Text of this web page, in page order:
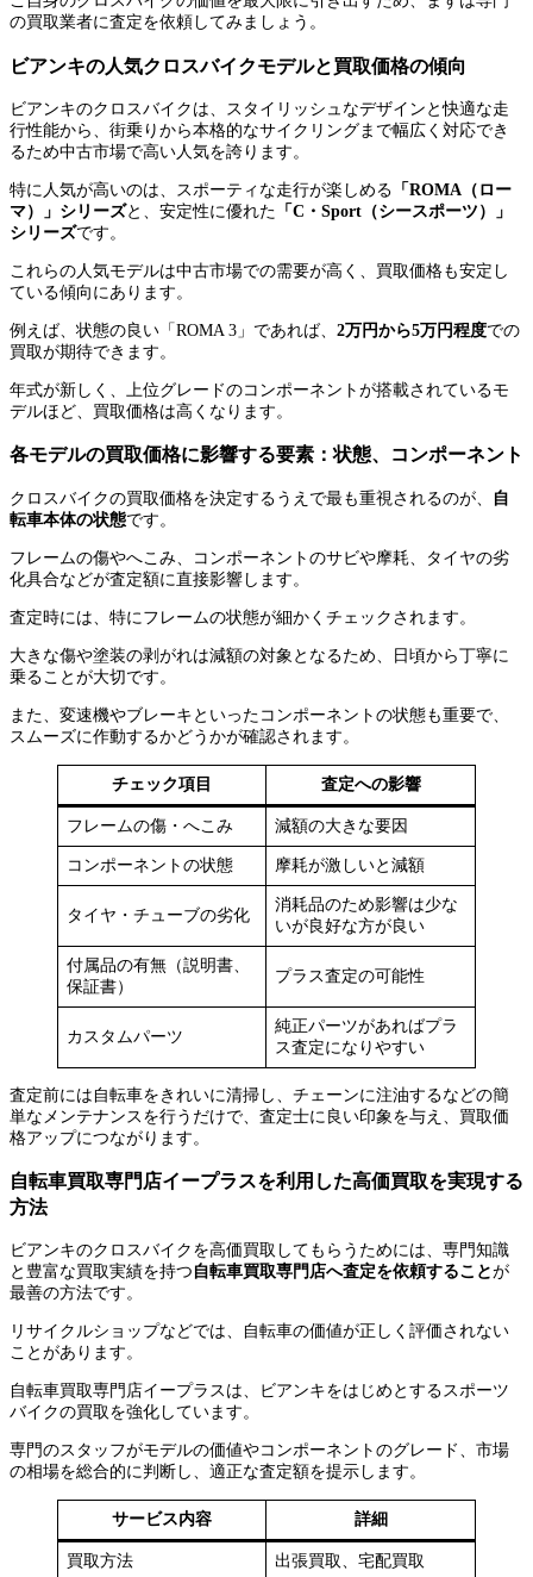
の買取業者に査定を依頼してみましょう。
ビアンキの人気クロスバイクモデルと買取価格の傾向
ビアンキのクロスバイクは、スタイリッシュなデザインと快適な走
行性能から、街乗りから本格的なサイクリングまで幅広く対応でき
るため中古市場で高い人気を誇ります。
特に人気が高いのは、スポーティな走行が楽しめる 「ROMA（ロー
マ）」シリーズと、安定性に優れた 「C・Sport（シースポーツ）」
シリーズです。
これらの人気モデルは中古市場での需要が高く、買取価格も安定し
ている傾向にあります。
例えば、状態の良い「ROMA 3」であれば、 2万円から5万円程度での
買取が期待できます。
年式が新しく、上位グレードのコンポーネントが搭載されているモ
デルほど、買取価格は高くなります。
各モデルの買取価格に影響する要素：状態、コンポーネント
クロスバイクの買取価格を決定するうえで最も重視されるのが、
自
転車本体の状態です。
フレームの傷やへこみ、コンポーネントのサビや摩耗、タイヤの劣
化具合などが査定額に直接影響します。
査定時には、特にフレームの状態が細かくチェックされます。
大きな傷や塗装の剥がれは減額の対象となるため、日頃から丁寧に
乗ることが大切です。
また、変速機やブレーキといったコンポーネントの状態も重要で、
スムーズに作動するかどうかが確認されます。
チェック項目 査定への影響
フレームの傷・へこみ 減額の大きな要因
コンポーネントの状態 摩耗が激しいと減額
タイヤ・チューブの劣化
消耗品のため影響は少な
いが良好な方が良い
付属品の有無（説明書、
保証書）
プラス査定の可能性
カスタムパーツ
純正パーツがあればプラ
ス査定になりやすい
査定前には自転車をきれいに清掃し、チェーンに注油するなどの簡
単なメンテナンスを行うだけで、査定士に良い印象を与え、買取価
格アップにつながります。
自転車買取専門店イープラスを利用した高価買取を実現する
方法
ビアンキのクロスバイクを高価買取してもらうためには、専門知識
と豊富な買取実績を持つ 自転車買取専門店へ査定を依頼することが
最善の方法です。
リサイクルショップなどでは、自転車の価値が正しく評価されない
ことがあります。
自転車買取専門店イープラスは、ビアンキをはじめとするスポーツ
バイクの買取を強化しています。
専門のスタッフがモデルの価値やコンポーネントのグレード、市場
の相場を総合的に判断し、適正な査定額を提示します。
サービス内容 詳細
買取方法 出張買取、宅配買取